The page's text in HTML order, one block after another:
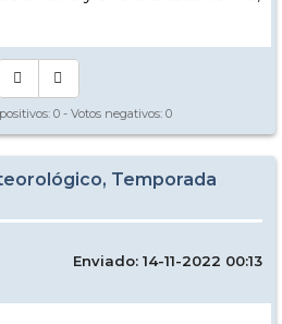
0 - Votos negativos: 0
Temporada
Enviado: 14-11-2022 00:13